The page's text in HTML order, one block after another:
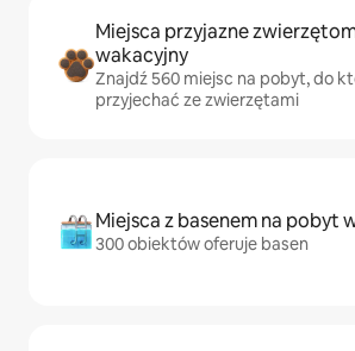
Miejsca przyjazne
wakacyjny
Znajdź 560 miejsc na pobyt, do
przyjechać ze zwierzętami
Miejsca z basenem na pobyt
300 obiektów oferuje basen